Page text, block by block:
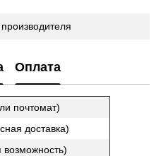
Оплата
почтомат)
доставка)
возможность)